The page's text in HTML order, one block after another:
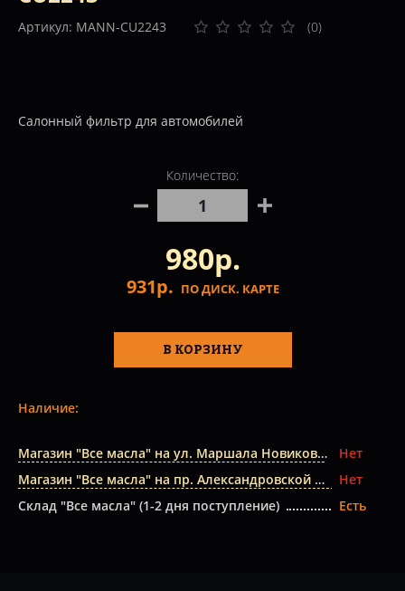
Артикул: MANN-CU2243 (0)
Салонный фильтр для автомобилей
Количество:
980р.
931р. ПО ДИСК. КАРТЕ
В КОРЗИНУ
Наличие:
Магазин "Все масла" на ул. Маршала Новикова
Нет
Магазин "Все масла" на пр. Александровской Фермы
Нет
Склад "Все масла" (1-2 дня поступление)
Есть